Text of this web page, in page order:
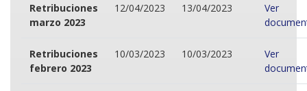
Retribuciones
marzo 2023
12/04/2023 13/04/2023
Ver
Retribuciones
febrero 2023
10/03/2023 10/03/2023
Ver